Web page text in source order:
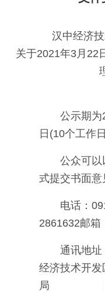
汉中经济
关于2021年3月22
公示期为
日(10个工作日
公众可以
式提交书面意
电话：
2861632邮箱
通讯地址
经济技术开
局 邮编